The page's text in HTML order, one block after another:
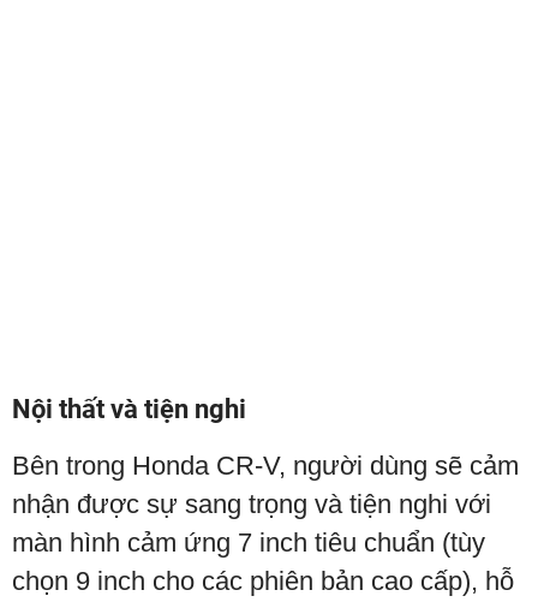
Nội thất và tiện nghi
Bên trong Honda CR-V, người dùng sẽ cảm
nhận được sự sang trọng và tiện nghi với
màn hình cảm ứng 7 inch tiêu chuẩn (tùy
chọn 9 inch cho các phiên bản cao cấp), hỗ